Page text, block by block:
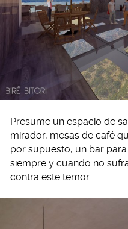
Presume un espacio de
mirador, mesas de café
por supuesto, un bar
siempre y cuando no
contra este temor.